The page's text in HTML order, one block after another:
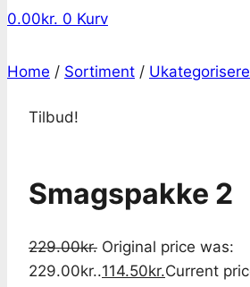
0.00kr. 0 Kurv
Home / Sortiment /
Tilbud!
Smagspakke 2
229.00kr. Original price was:
229.00kr..114.50kr.Current